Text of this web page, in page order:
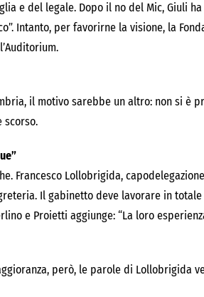
e del legale. Dopo il no del Mic, Giuli
Intanto, per favorirne la visione, la
il motivo sarebbe un altro: non si è
scorso.
Francesco Lollobrigida,
Il gabinetto deve lavorare in
e Proietti aggiunge: “La loro
però, le parole di Lollobrigida